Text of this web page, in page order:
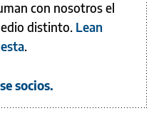
con nosotros el
distinto. Lean
.
socios.